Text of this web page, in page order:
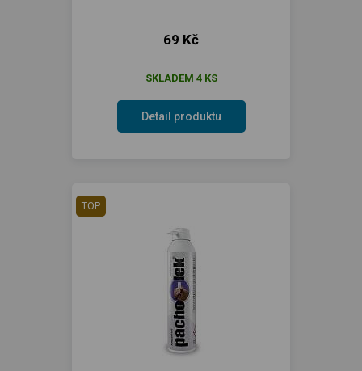
69 Kč
SKLADEM 4 KS
Detail produktu
TOP